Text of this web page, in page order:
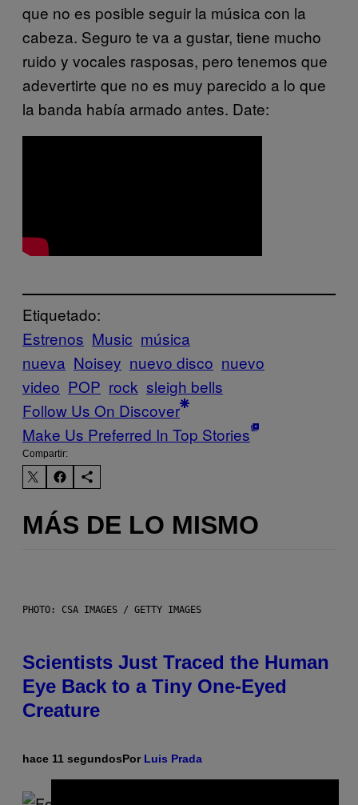
que no es posible seguir la música con la
cabeza. Seguro te va a gustar, tiene mucho
ruido y vocales rasposas, pero tenemos que
adevertirte que no es muy parecido a lo que
la banda había armado antes. Date:
Etiquetado:
Estrenos Music música
nueva Noisey nuevo disco nuevo
video POP rock sleigh bells
Follow Us On Discover
Make Us Preferred In Top Stories
Compartir:
MÁS DE LO MISMO
PHOTO: CSA IMAGES / GETTY IMAGES
Scientists Just Traced the Human
Eye Back to a Tiny One-Eyed
Creature
hace 11 segundosPor Luis Prada